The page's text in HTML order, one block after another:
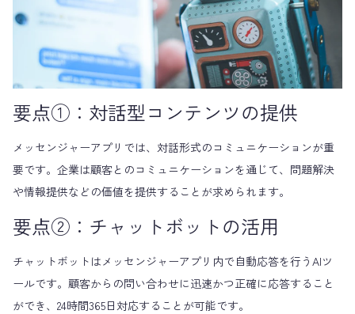
要点①：対話型コンテンツの提供
メッセンジャーアプリでは、対話形式のコミュニケーションが重
要です。企業は顧客とのコミュニケーションを通じて、問題解決
や情報提供などの価値を提供することが求められます。
要点②：チャットボットの活用
チャットボットはメッセンジャーアプリ内で自動応答を行うAIツ
ールです。顧客からの問い合わせに迅速かつ正確に応答すること
ができ、24時間365日対応することが可能です。